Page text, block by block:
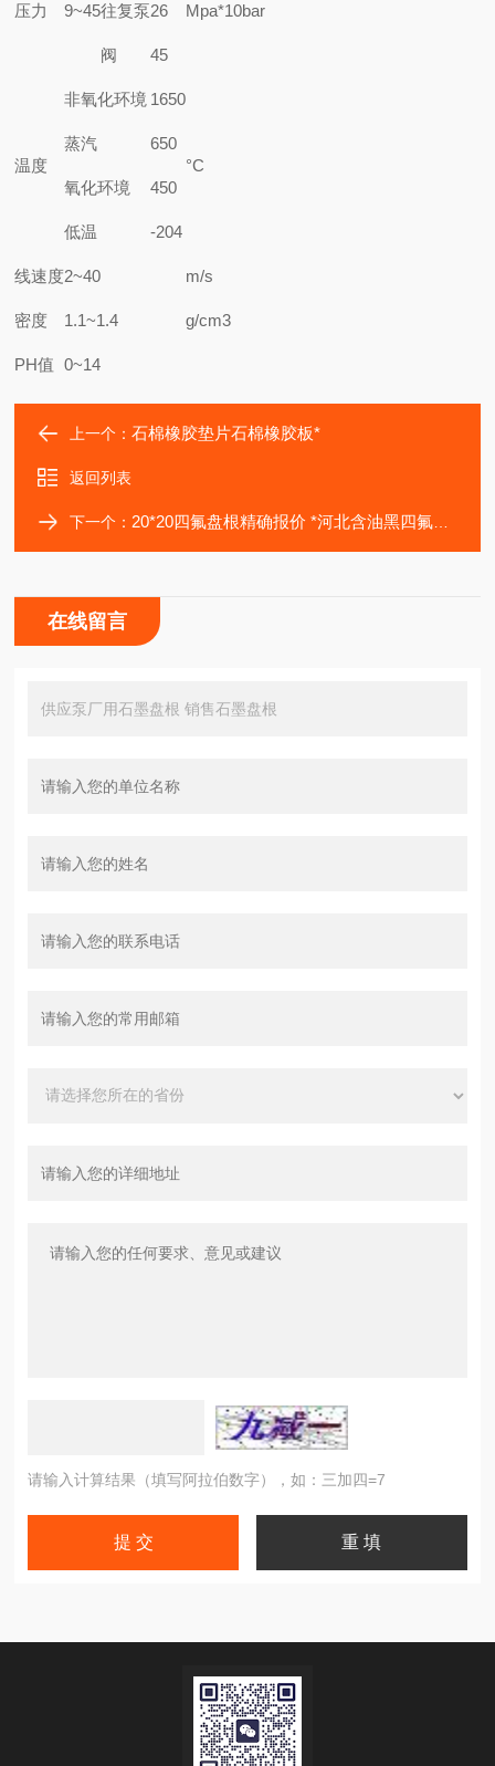
压力 9~45 Mpa*10bar
往复泵26
阀 45
温度
非氧化环境 1650
°C
蒸汽 650
氧化环境 450
低温 -204
线速度2~40 m/s
密度 1.1~1.4 g/cm3
PH值 0~14
上一个：石棉橡胶垫片石棉橡胶板*
返回列表
下一个： 20*20四氟盘根精确报价 *河北含油黑四氟盘根
在线留言
请输入计算结果（填写阿拉伯数字），如：三加四=7